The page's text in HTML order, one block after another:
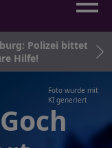
Polizei bittet
Hilfe!
Foto wurde mit
KI generiert